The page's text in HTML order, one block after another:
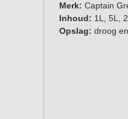
Merk: Captain
Inhoud: 1L, 5L,
Opslag: droog